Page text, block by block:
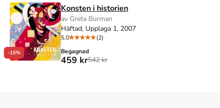
-15%
Konsten i historien
av Greta Burman
Häftad, Upplaga 1, 2007
5.0
(2)
Begagnad
459 kr542 kr